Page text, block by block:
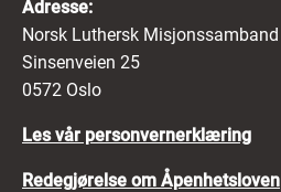
Adresse:
Norsk Luthersk Misjonssamband
Sinsenveien 25
0572 Oslo
Les vår personvernerklæring
Redegjørelse om Åpenhetsloven